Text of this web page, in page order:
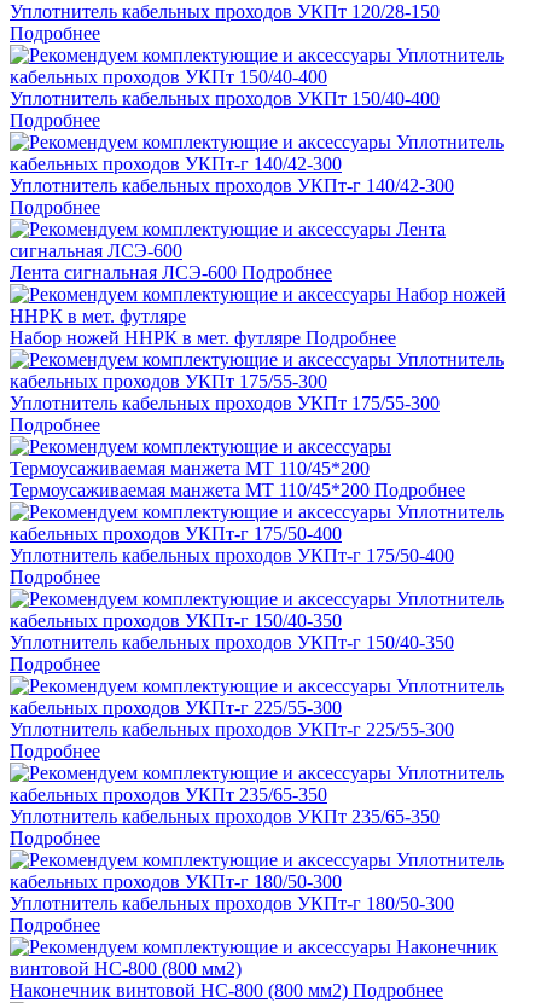
Уплотнитель кабельных проходов УКПт 120/28-150
Подробнее
Уплотнитель кабельных проходов УКПт 150/40-400
Подробнее
Уплотнитель кабельных проходов УКПт-г 140/42-300
Подробнее
Лента сигнальная ЛСЭ-600 Подробнее
Набор ножей ННРК в мет. футляре Подробнее
Уплотнитель кабельных проходов УКПт 175/55-300
Подробнее
Термоусаживаемая манжета МТ 110/45*200 Подробнее
Уплотнитель кабельных проходов УКПт-г 175/50-400
Подробнее
Уплотнитель кабельных проходов УКПт-г 150/40-350
Подробнее
Уплотнитель кабельных проходов УКПт-г 225/55-300
Подробнее
Уплотнитель кабельных проходов УКПт 235/65-350
Подробнее
Уплотнитель кабельных проходов УКПт-г 180/50-300
Подробнее
Наконечник винтовой НС-800 (800 мм2) Подробнее